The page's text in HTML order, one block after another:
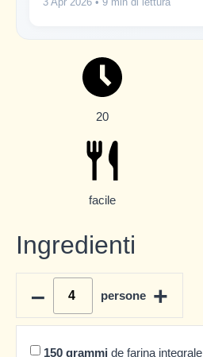
20
facile
Ingredienti
–
persone +
150 grammi de farina integrale